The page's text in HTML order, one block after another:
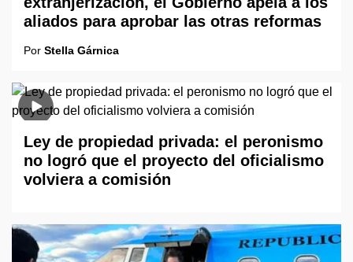
aliados para aprobar las otras reformas
Por Stella Gárnica
Ley de propiedad privada: el peronismo
no logró que el proyecto del oficialismo
volviera a comisión